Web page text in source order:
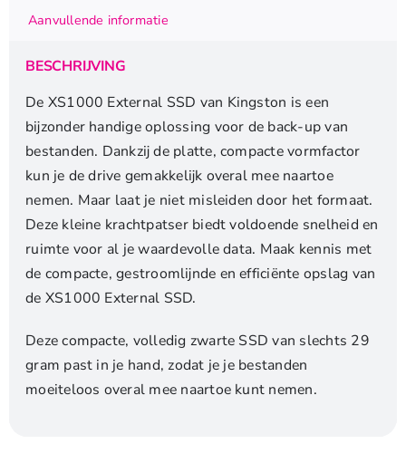
3.2
|
Compact
Draagbaar
aantal
Aanvullende informatie
BESCHRIJVING
De XS1000 External SSD van Kingston is een
bijzonder handige oplossing voor de back-up van
bestanden. Dankzij de platte, compacte vormfactor
kun je de drive gemakkelijk overal mee naartoe
nemen. Maar laat je niet misleiden door het formaat.
Deze kleine krachtpatser biedt voldoende snelheid en
ruimte voor al je waardevolle data. Maak kennis met
de compacte, gestroomlijnde en efficiënte opslag van
de XS1000 External SSD.
Deze compacte, volledig zwarte SSD van slechts 29
gram past in je hand, zodat je je bestanden
moeiteloos overal mee naartoe kunt nemen.